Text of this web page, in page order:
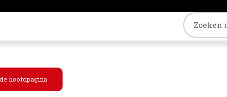
Trefwoord
hoofdpagina